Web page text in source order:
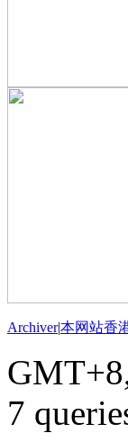
Archiver|本网站香
7